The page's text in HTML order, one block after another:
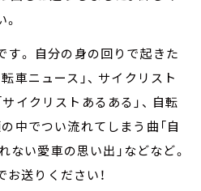
。 自分の身の回りで起きた
車ニュース」、 サイクリスト
イクリストあるある」、 自転
中でつい流れてしまう曲「自
ない愛車の思い出」などなど。
送りください！